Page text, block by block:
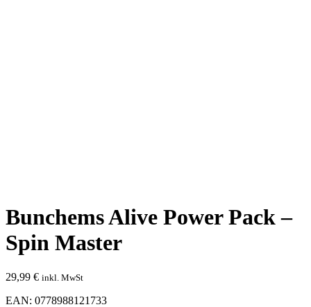
Bunchems Alive Power Pack –
Spin Master
29,99 € inkl. MwSt
EAN: 0778988121733